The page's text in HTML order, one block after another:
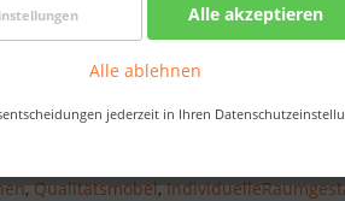
Alle akzeptieren
Alle ablehnen
jederzeit in Ihren
entdecken und weiterlesen!
, Qualitätsmöbel,